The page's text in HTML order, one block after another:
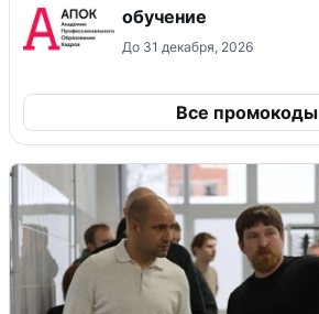
обучение
До 31 декабря, 2026
Все промокоды